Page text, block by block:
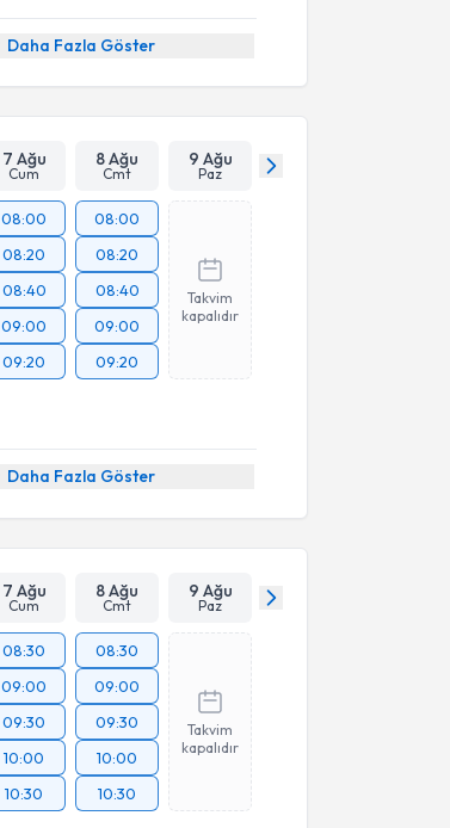
Daha Fazla Göster
7 Ağu
Cum
8 Ağu
Cmt
9 Ağu
Paz
08:00
08:20
08:40
09:00
09:20
08:00
08:20
08:40
09:00
09:20
Takvim
kapalıdır
Daha Fazla Göster
7 Ağu
Cum
8 Ağu
Cmt
9 Ağu
Paz
08:30
09:00
09:30
10:00
10:30
08:30
09:00
09:30
10:00
10:30
Takvim
kapalıdır